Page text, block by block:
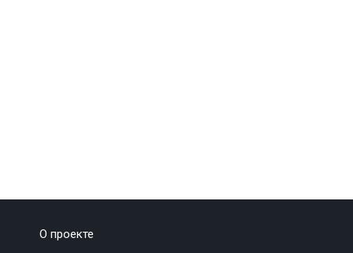
О проекте